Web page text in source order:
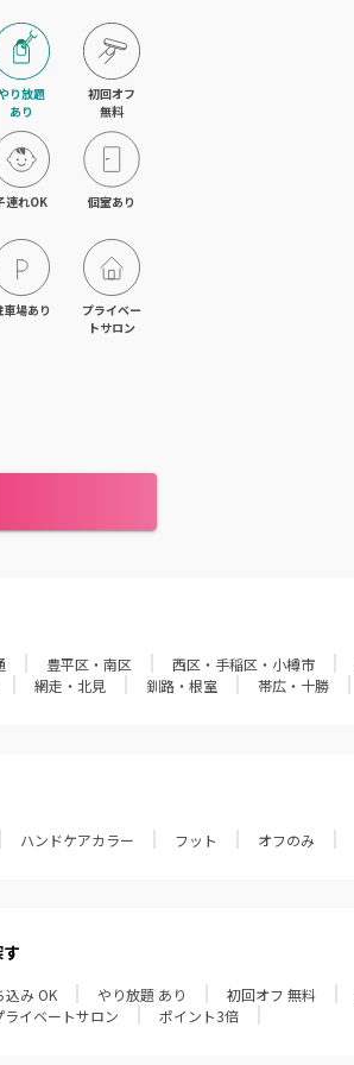
り放題
あり
初回オフ
無料
連れOK 個室あり
車場あり
プライベー
トサロン
豊平区・南区 西区・手稲区・小樽市
網走・北見 釧路・根室 帯広・十勝
ハンドケアカラー フット オフのみ
込み OK やり放題 あり 初回オフ 無料
ライベートサロン ポイント3倍